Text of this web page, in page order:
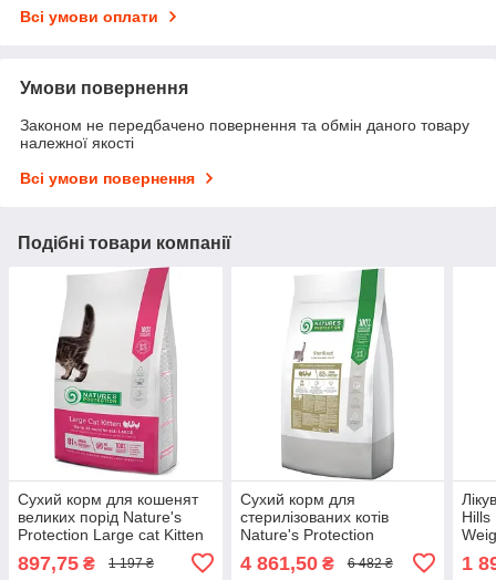
Всі умови оплати
Умови повернення
Законом не передбачено повернення та обмін даного товару
належної якості
Всі умови повернення
Подібні товари компанії
Сухий корм для кошенят
великих порід Nature's
Protection Large cat Kitten
897,75 ₴ 1 197 ₴
Сухий корм для
стерилізованих котів
Nature's Protection
птиці 18 кг
4 861,50₴ 6 482 ₴
Hills
1